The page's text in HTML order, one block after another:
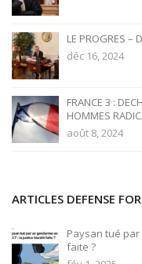
LE PROGRES –
déc 16, 2024
FRANCE 3 :
HOMMES
août 8, 2024
ARTICLES DEFENSE
Paysan tué
faite ?